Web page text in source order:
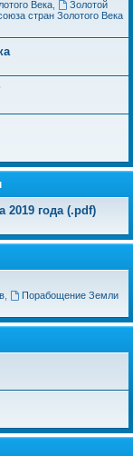
Века,
Золотой
стран Золотого Века
года (.pdf)
,
Порабощение Земли